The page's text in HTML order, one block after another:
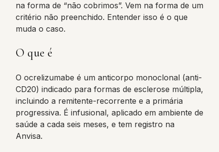
na forma de “não cobrimos”. Vem na forma de um
critério não preenchido. Entender isso é o que
muda o caso.
O que é
O ocrelizumabe é um anticorpo monoclonal (anti-
CD20) indicado para formas de esclerose múltipla,
incluindo a remitente-recorrente e a primária
progressiva. É infusional, aplicado em ambiente de
saúde a cada seis meses, e tem registro na
Anvisa.